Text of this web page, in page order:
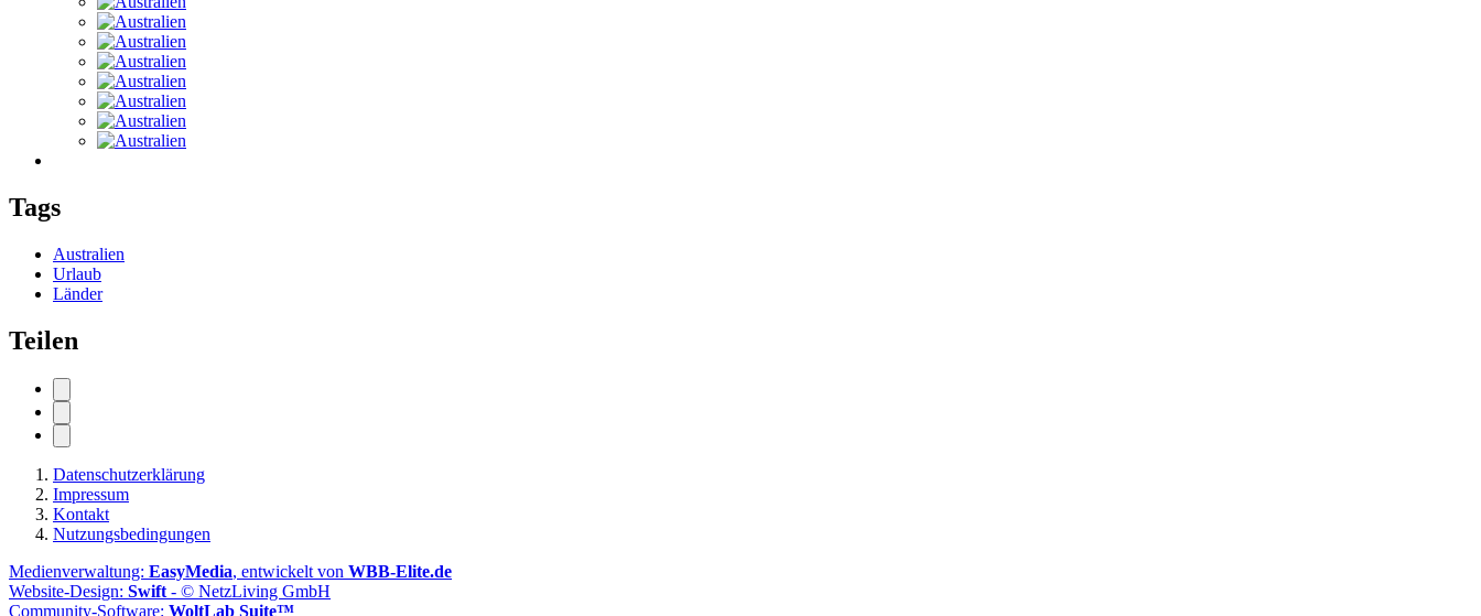
Tags
Australien
Urlaub
Länder
Teilen
Datenschutzerklärung
Impressum
Kontakt
Nutzungsbedingungen
Medienverwaltung: EasyMedia, entwickelt von WBB-Elite.de
Website-Design: Swift - © NetzLiving GmbH
Community-Software: WoltLab Suite™